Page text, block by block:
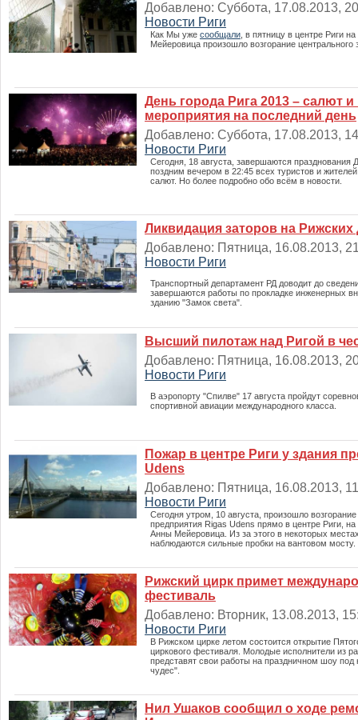
Добавлено: Суббота, 17.08.2013,
Новости Риги
Как Мы уже сообщали , в пятницу в центре Риги
Мейеровица произошло возгорание центрального
День города Рига 2013 – салют
мероприятия на последний день
Добавлено: Суббота, 17.08.2013,
Новости Риги
Сегодня 18 августа завершаются празднования
поздним вечером в 22:45 всех туристов и жителей
салют. Но более подробно обо всём в новости
Ликвидация заторов на Рижских
Добавлено: Пятница, 16.08.2013,
Новости Риги
Транспортный департамент РД доводит до
завершаются работы по прокладке инженерных
зданию "Замок света".
Высший пилотаж над Ригой в
Добавлено: Пятница, 16.08.2013,
Новости Риги
В аэропорту "Спилве" 17 августа пройдут
спортивной авиации международного класса.
Пожар в центре Риги у здания
Udens
Добавлено: Пятница, 16.08.2013,
Новости Риги
Сегодня утром, 10 августа, произошло
предприятия Rigas Udens прямо в центре Риги,
Анны Мейеровица. Из за этого в некоторых
наблюдаются сильные пробки на вантовом мосту.
Рижский цирк примет
фестиваль
Добавлено: Вторник, 13.08.2013,
Новости Риги
В Рижском цирке летом состоится открытие
циркового фестиваля. Молодые исполнители из
представят свои работы на праздничном шоу
чудес".
Нил Ушаков сообщил о ходе